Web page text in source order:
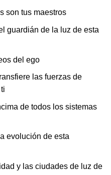
son tus maestros
guardián de la luz de esta
del ego
las fuerzas de
de todos los sistemas
evolución de esta
y las ciudades de luz de